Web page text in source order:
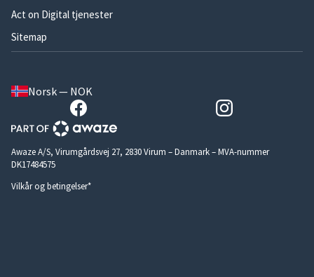
Act on Digital tjenester
Sitemap
Norsk — NOK
Awaze A/S, Virumgårdsvej 27, 2830 Virum – Danmark – MVA-nummer
DK17484575
Vilkår og betingelser*